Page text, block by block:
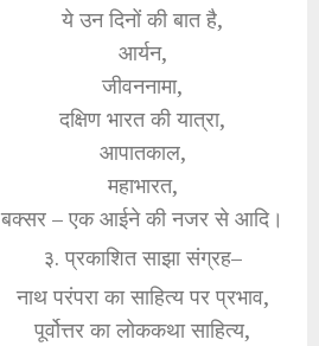
ये उन दिनों की बात है,
आर्यन,
जीवननामा,
दक्षिण भारत की यात्रा,
आपातकाल,
महाभारत,
बक्सर – एक आईने की नजर से आदि।
३. प्रकाशित साझा संग्रह–
नाथ परंपरा का साहित्य पर प्रभाव,
पूर्वोत्तर का लोककथा साहित्य,